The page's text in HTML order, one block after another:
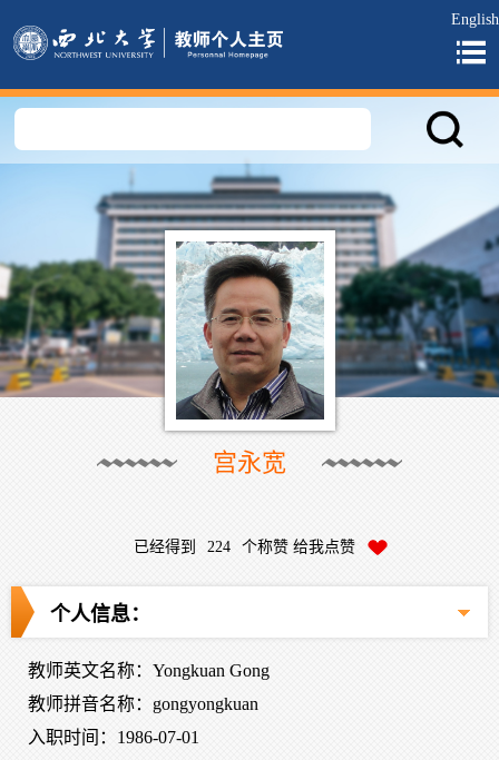
English
宫永宽
已经得到 224 个称赞 给我点赞
个人信息：
教师英文名称：Yongkuan Gong
教师拼音名称：gongyongkuan
入职时间：1986-07-01